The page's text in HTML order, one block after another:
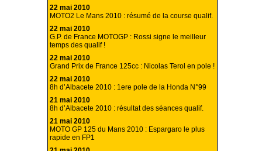
22 mai 2010
MOTO2 Le Mans 2010 : résumé de la course qualif.
22 mai 2010
G.P. de France MOTOGP : Rossi signe le meilleur
temps des qualif !
22 mai 2010
Grand Prix de France 125cc : Nicolas Terol en pole !
22 mai 2010
8h d’Albacete 2010 : 1ere pole de la Honda N°99
21 mai 2010
8h d’Albacete 2010 : résultat des séances qualif.
21 mai 2010
MOTO GP 125 du Mans 2010 : Espargaro le plus
rapide en FP1